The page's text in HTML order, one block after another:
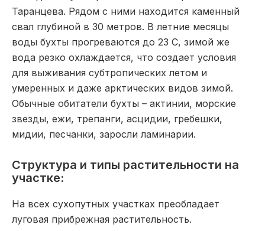
Таранцева. Рядом с ними находится каменный
свал глубиной в 30 метров. В летние месяцы
воды бухты прогреваются до 23 С, зимой же
вода резко охлаждается, что создает условия
для выживания субтропических летом и
умеренных и даже арктических видов зимой.
Обычные обитатели бухты – актинии, морские
звезды, ежи, трепанги, асцидии, гребешки,
мидии, песчанки, заросли ламинарии.
Структура и типы растительности на
участке:
На всех сухопутных участках преобладает
луговая прибрежная растительность.